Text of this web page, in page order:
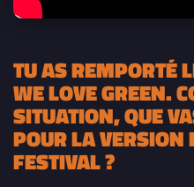
TU AS REMPORTÉ
WE LOVE GREEN.
SITUATION, QUE
POUR LA VERSION
FESTIVAL ?